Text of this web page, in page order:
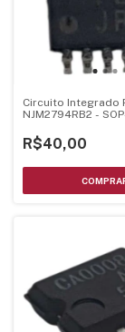
Circuito Integrado
NJM2794RB2 -
R$40,00